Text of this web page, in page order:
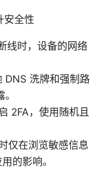
安全性
线时，设备的网络
DNS 洗牌和强制路
2FA，使用随机且
仅在浏览敏感信息
的影响。